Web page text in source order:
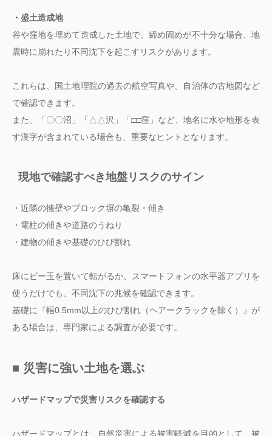
・盛土造成地
谷や窪地を埋めて造成した土地で、締め固めが不十分な場合、地
震時に崩れたり不同沈下を起こすリスクがあります。
これらは、国土地理院の過去の航空写真や、自治体の古地図など
で確認できます。
また、「〇〇沼」「△△沢」「□□窪」など、地名に水や地形を表
す漢字が含まれている場合も、重要なヒントとなります。
現地で確認すべき地盤リスクのサイン
・近隣の擁壁やブロック塀の亀裂・傾き
・電柱の傾きや道路のうねり
・建物の傾きや基礎のひび割れ
床にビー玉を置いて転がるか、スマートフォンの水平器アプリを
使うだけでも、不同沈下の兆候を確認できます。
基礎に『幅0.5mm以上のひび割れ（ヘアークラックを除く）』が
ある場合は、専門家による調査が必要です。
■ 災害に強い土地を選ぶ
ハザードマップで災害リスクを確認する
ハザードマップとは、自然災害による被害軽減を目的として、被